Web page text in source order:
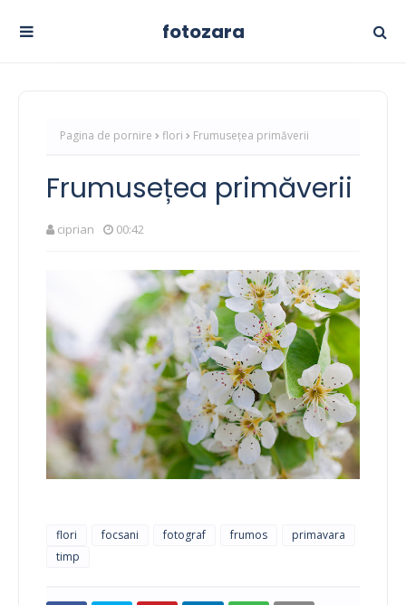
fotozara
Pagina de pornire flori Frumusețea primăverii
Frumusețea primăverii
ciprian 00:42
flori focsani fotograf frumos
primavara
timp